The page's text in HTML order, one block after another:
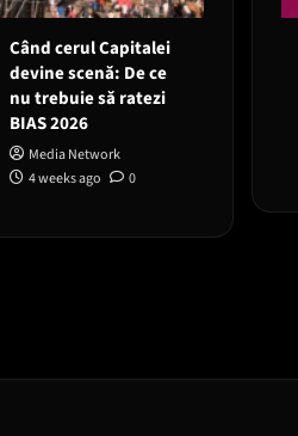
Când cerul Capitalei
devine scenă: De ce
nu trebuie să ratezi
BIAS 2026
Media Network
4 weeks ago
0